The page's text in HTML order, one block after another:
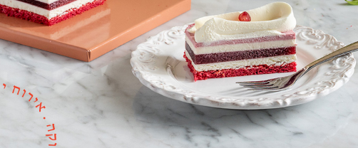
קייפ ג'ואל רזרב מרלו
₪ 65
הוספה לסל
קייפ ג'ואל רזרב גוורצטרמינר
₪ 65
הוספה לסל